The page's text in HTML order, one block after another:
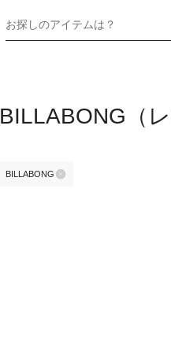
お探しのアイテムは？
BILLABONG（
BILLABONG